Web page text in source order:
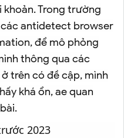
Trong trường
các antidetect browser
để mô phỏng
thông qua các
trên có đề cập, mình
khá ổn, ae quan
2023